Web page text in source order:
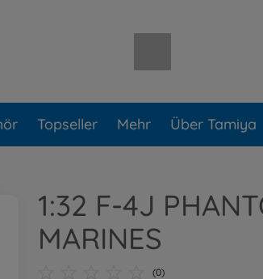
Topseller Mehr Über Tamiya
1:32 F-4J
MARINES
(0)